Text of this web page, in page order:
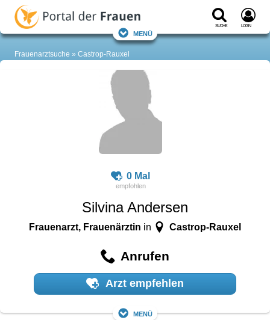
Suche Login
Menü
Frauenarztsuche Castrop-Rauxel
0 Mal
Silvina Andersen
Frauenarzt, Frauenärztin in Castrop-Rauxel
Anrufen
Arzt empfehlen
Menü